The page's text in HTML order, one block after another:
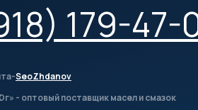
179-47-
SeoZhdanov
- оптовый поставщик масел и смазок